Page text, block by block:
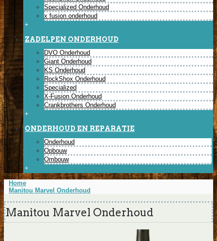
Specialized Onderhoud
x fusion onderhoud
+
ZADELPEN ONDERHOUD
DVO Onderhoud
Giant Onderhoud
KS Onderhoud
RockShox Onderhoud
Specialized
X-Fusion Onderhoud
Crankbrothers Onderhoud
+
ONDERHOUD EN REPARATIE
Onderhoud
Opbouw
Ombouw
+
Home
Manitou Marvel Onderhoud
Manitou Marvel Onderhoud